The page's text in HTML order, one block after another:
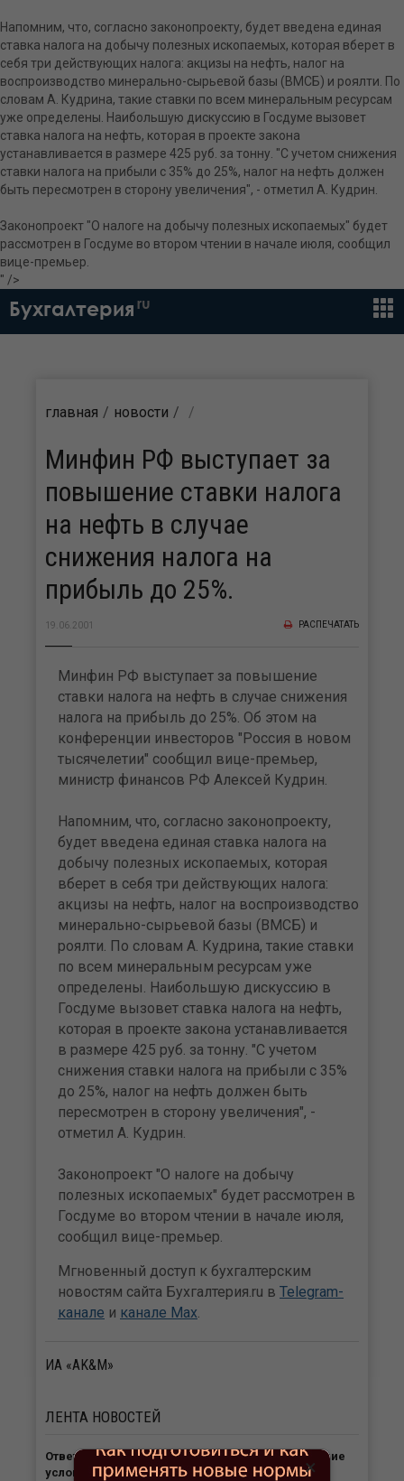
Напомним, что, согласно законопроекту, будет введена единая
ставка налога на добычу полезных ископаемых, которая вберет в
себя три действующих налога: акцизы на нефть, налог на
воспроизводство минерально-сырьевой базы (ВМСБ) и роялти. По
словам А. Кудрина, такие ставки по всем минеральным ресурсам
уже определены. Наибольшую дискуссию в Госдуме вызовет
ставка налога на нефть, которая в проекте закона
устанавливается в размере 425 руб. за тонну. "С учетом снижения
ставки налога на прибыли с 35% до 25%, налог на нефть должен
быть пересмотрен в сторону увеличения", - отметил А. Кудрин.
Законопроект "О налоге на добычу полезных ископаемых" будет
рассмотрен в Госдуме во втором чтении в начале июля, сообщил
вице-премьер.
" />
Бухгалтерия ru
главная новости
Минфин РФ выступает за
повышение ставки налога
на нефть в случае
снижения налога на
прибыль до 25%.
19.06.2001 РАСПЕЧАТАТЬ
Минфин РФ выступает за повышение
ставки налога на нефть в случае снижения
налога на прибыль до 25%. Об этом на
конференции инвесторов "Россия в новом
тысячелетии" сообщил вице-премьер,
министр финансов РФ Алексей Кудрин.
Напомним, что, согласно законопроекту,
будет введена единая ставка налога на
добычу полезных ископаемых, которая
вберет в себя три действующих налога:
акцизы на нефть, налог на воспроизводство
минерально-сырьевой базы (ВМСБ) и
роялти. По словам А. Кудрина, такие ставки
по всем минеральным ресурсам уже
определены. Наибольшую дискуссию в
Госдуме вызовет ставка налога на нефть,
которая в проекте закона устанавливается
в размере 425 руб. за тонну. "С учетом
снижения ставки налога на прибыли с 35%
до 25%, налог на нефть должен быть
пересмотрен в сторону увеличения", -
отметил А. Кудрин.
Законопроект "О налоге на добычу
полезных ископаемых" будет рассмотрен в
Госдуме во втором чтении в начале июля,
сообщил вице-премьер.
Мгновенный доступ к бухгалтерским
новостям сайта Бухгалтерия.ru в Telegram-
канале и канале Max.
ИА «AK&M»
ЛЕНТА НОВОСТЕЙ
Ответственность работодателя за необеспечение
условий труда в жару
×